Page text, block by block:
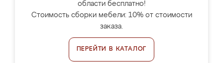
области бесплатно!
Стоимость сборки мебели: 10% от стоимости
заказа.
ПЕРЕЙТИ В КАТАЛОГ